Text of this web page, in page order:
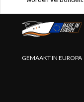
GEMAAKT IN EUROPA